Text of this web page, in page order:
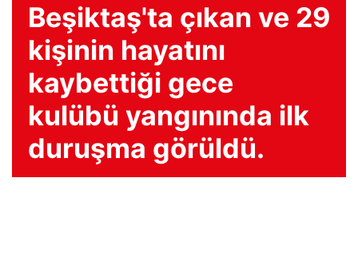
Beşiktaş'ta çıkan ve 29
kişinin hayatını
kaybettiği gece
kulübü yangınında ilk
duruşma görüldü.